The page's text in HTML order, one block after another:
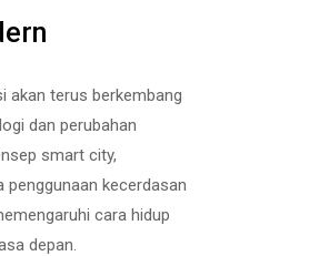
akan terus berkembang
dan perubahan
smart city,
penggunaan kecerdasan
cara hidup
depan.